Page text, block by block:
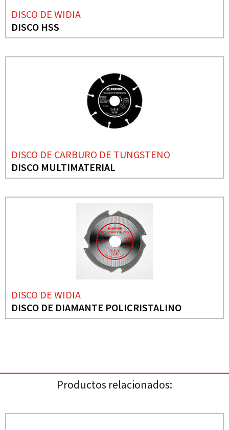
DISCO DE WIDIA
DISCO HSS
DISCO DE CARBURO DE TUNGSTENO
DISCO MULTIMATERIAL
DISCO DE WIDIA
DISCO DE DIAMANTE POLICRISTALINO
Productos relacionados: